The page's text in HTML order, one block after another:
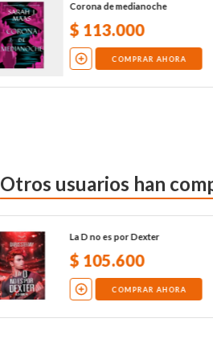
Corona de medianoche
$ 113.000
COMPRAR AHORA
Otros usuarios han
La D no es por Dexter
$ 105.600
COMPRAR AHORA